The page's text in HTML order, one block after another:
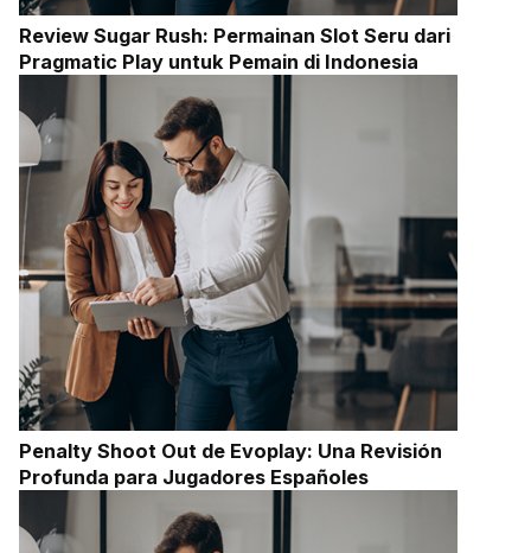
Review Sugar Rush: Permainan Slot Seru dari
Pragmatic Play untuk Pemain di Indonesia
Penalty Shoot Out de Evoplay: Una Revisión
Profunda para Jugadores Españoles